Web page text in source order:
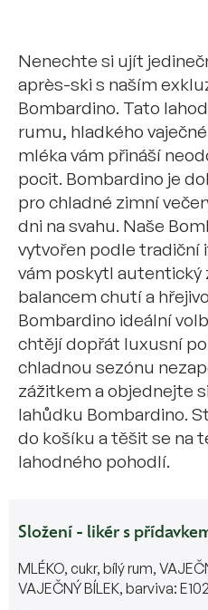
Nenechte si ujít
après-ski s naším
Bombardino. Tato
rumu, hladkého
mléka vám přináší
pocit. Bombardino je
pro chladné zimní
dni na svahu. Naše
vytvořen podle tradiční
vám poskytl autentický
balancem chutí a
Bombardino ideální
chtějí dopřát luxusní
chladnou sezónu
zážitkem a objednejte
lahůdku Bombardino.
do košíku a těšit se na
lahodného pohodlí.
Složení - likér s
MLÉKO, cukr, bílý rum,
VAJEČNÝ BÍLEK, barviva: